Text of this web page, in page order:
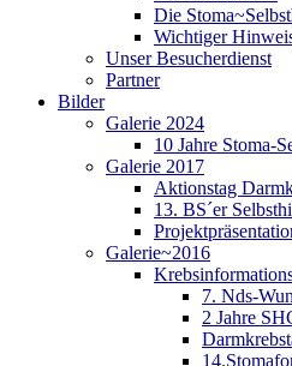
Die
Wichtiger
Unser Besucherdienst
Partner
Bilder
Galerie 2024
10 Jahre Stoma-
Galerie 2017
Aktionstag
13. BS´er
Galerie~2016
7. Nds-
2 Jahre